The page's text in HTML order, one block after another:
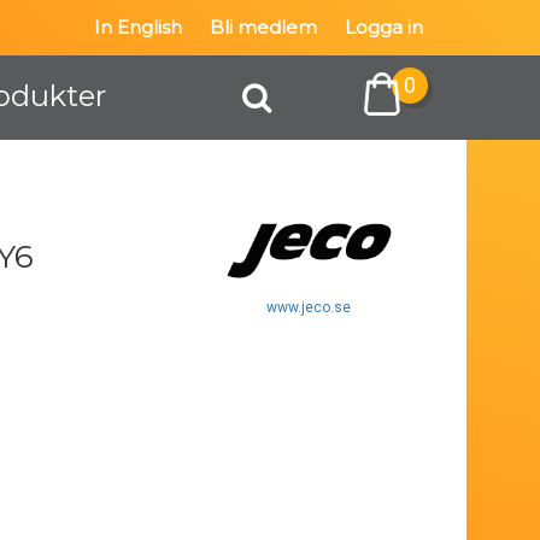
In English Bli medlem Logga in
0
www.jeco.se